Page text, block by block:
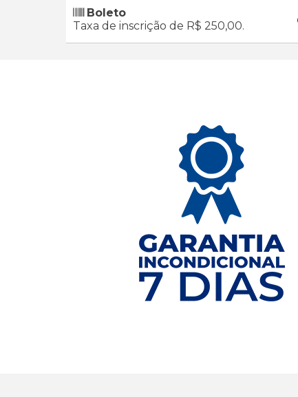
Boleto
Taxa de inscrição de R$ 250,00.